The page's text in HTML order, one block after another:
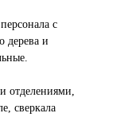
с
дерева и
отделениями,
сверкала